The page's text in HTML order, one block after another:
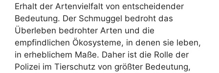
Erhalt der Artenvielfalt von entscheidender
Bedeutung. Der Schmuggel bedroht das
Überleben bedrohter Arten und die
empfindlichen Ökosysteme, in denen sie leben,
in erheblichem Maße. Daher ist die Rolle der
Polizei im Tierschutz von größter Bedeutung,